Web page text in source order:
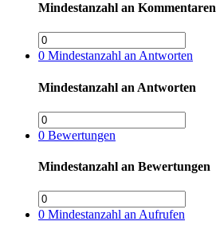
Mindestanzahl an Kommentaren
0 Mindestanzahl an Antworten
Mindestanzahl an Antworten
0 Bewertungen
Mindestanzahl an Bewertungen
0 Mindestanzahl an Aufrufen